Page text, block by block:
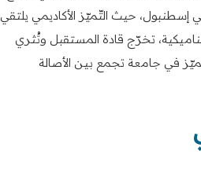
إسطنبول، حيث التّميّز الأكاديمي يلتقي
تخرّج قادة المستقبل وتُثري
في جامعة تجمع بين الأصالة